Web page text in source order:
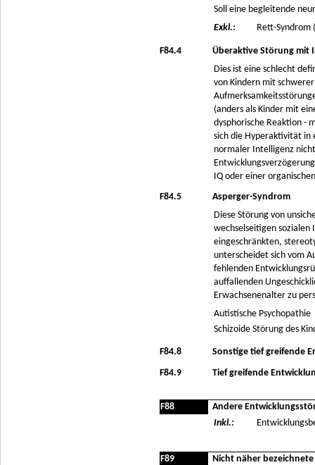
Soll eine begleitende
Exkl.:
Rett-Syndrom (
F84.4
Überaktive Störung mit
Dies ist eine schlecht
von Kindern mit
(anders als Kinder mit
dysphorische Reaktion -
sich die Hyperaktivität in
normaler Intelligenz
IQ oder einer
F84.5
Asperger-Syndrom
Diese Störung von
wechselseitigen
eingeschränkten,
unterscheidet sich vom
fehlenden
auffallenden
Erwachsenenalter zu
Autistische Psychopathie
Schizoide Störung des
F84.8
Sonstige tief greifende
F84.9
Tief greifende
F88
Andere
Inkl.:
F89
Nicht näher